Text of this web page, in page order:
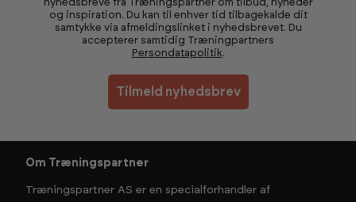
nyhedsbreve fra Træningspartner om tilbud, nyheder
og inspiration. Du kan til enhver tid tilbagekalde dit
samtykke via afmeldingslinket i nyhedsbrevet. Du
accepterer samtidig Træningpartners
Persondatapolitik.
Tilmeld nyhedsbrev
Om Træningspartner
Træningspartner AS er en specialforhandler af